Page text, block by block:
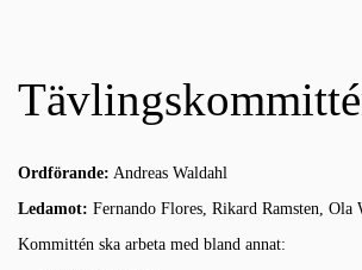
Ordförande: Andreas Waldahl
Ledamot: Fernando Flores, Rikard Ramsten, Ola
Kommittén ska arbeta med bland annat: